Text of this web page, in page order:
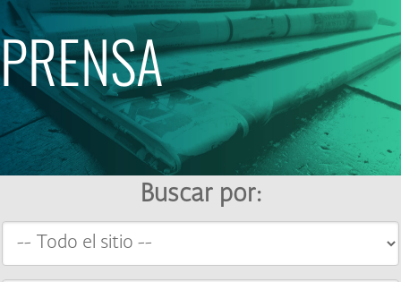
PRENSA
Buscar por: